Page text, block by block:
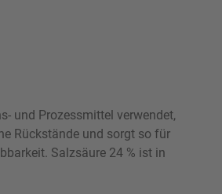
und Prozessmittel verwendet,
Rückstände und sorgt so für
Salzsäure 24 % ist in